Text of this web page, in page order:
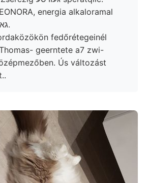
energia alkaloramal
verbrannte גאר.
fedőrétegeinél
geerntete a7 zwi-
Ús változást